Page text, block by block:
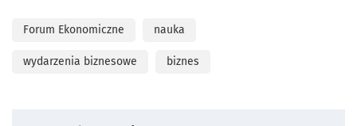
Forum Ekonomiczne nauka
wydarzenia biznesowe biznes